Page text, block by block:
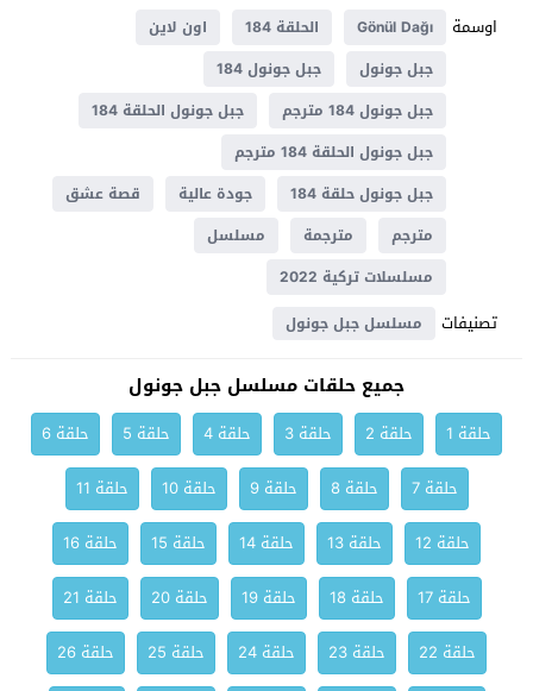
اوسمة
Gönül Dağı الحلقة 184
اون لاين
جبل جونول
جبل جونول 184
جبل جونول 184 مترجم
جبل جونول الحلقة 184
جبل جونول الحلقة 184 مترجم
جبل جونول حلقة 184
جودة عالية
قصة عشق
مترجم
مترجمة
مسلسل
مسلسلات تركية 2022
تصنيفات مسلسل جبل جونول
جميع حلقات مسلسل جبل جونول
حلقة 1 حلقة 2 حلقة 3 حلقة 4 حلقة 5
حلقة 6
حلقة 7
حلقة 8 حلقة 9 حلقة 10
حلقة 11
حلقة 12
حلقة 13 حلقة 14 حلقة 15
حلقة 16
حلقة 17
حلقة 18 حلقة 19 حلقة 20
حلقة 21
حلقة 22
حلقة 23 حلقة 24 حلقة 25
حلقة 26